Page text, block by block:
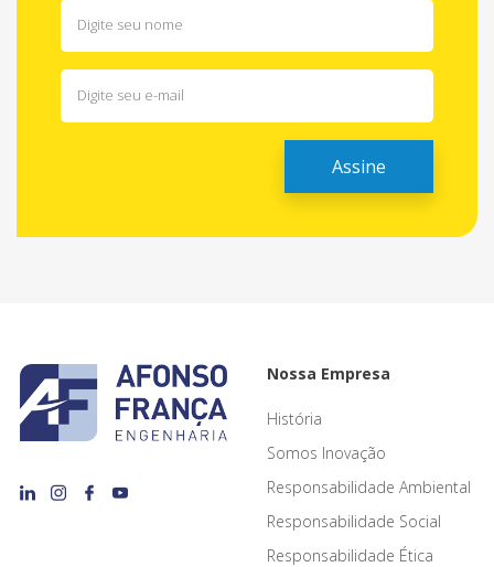
Nossa Empresa
História
Somos Inovação
Responsabilidade Ambiental
Responsabilidade Social
Responsabilidade Ética